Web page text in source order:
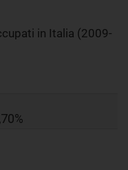
in Italia (2009-